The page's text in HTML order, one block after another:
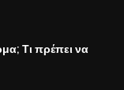
Τι πρέπει να